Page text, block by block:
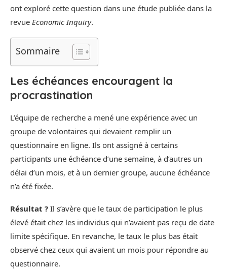
ont exploré cette question dans une étude publiée dans la
revue Economic Inquiry.
Sommaire
Les échéances encouragent la
procrastination
L’équipe de recherche a mené une expérience avec un
groupe de volontaires qui devaient remplir un
questionnaire en ligne. Ils ont assigné à certains
participants une échéance d’une semaine, à d’autres un
délai d’un mois, et à un dernier groupe, aucune échéance
n’a été fixée.
Résultat ? Il s’avère que le taux de participation le plus
élevé était chez les individus qui n’avaient pas reçu de date
limite spécifique. En revanche, le taux le plus bas était
observé chez ceux qui avaient un mois pour répondre au
questionnaire.